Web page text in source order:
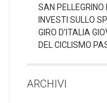
SAN PELLEGRINO
INVESTI SULLO
GIRO D’ITALIA
DEL CICLISMO
ARCHIVI